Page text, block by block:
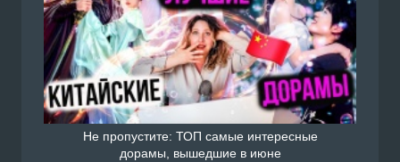
Не пропустите: ТОП самые интересные
дорамы, вышедшие в июне